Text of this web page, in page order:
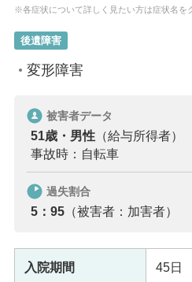
※各症状について詳しく見たい方は症状名を
後遺障害
変形障害
被害者データ
51歳・男性 （給与所得者）
事故時：自転車
過失割合
5：95 （被害者：加害者）
入院期間 45日